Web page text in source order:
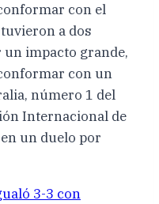
con el
a dos
impacto grande,
con un
número 1 del
Internacional de
un duelo por
3-3 con